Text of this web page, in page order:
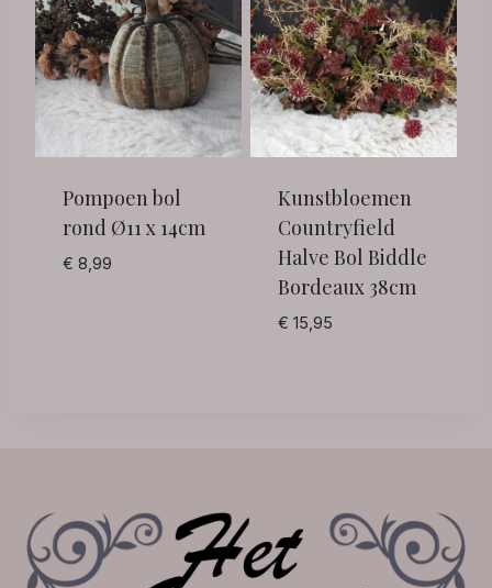
Pompoen bol
rond Ø11 x 14cm
€ 8,99
Kunstbloemen
Countryfield
Halve Bol Biddle
Bordeaux 38cm
€ 15,95